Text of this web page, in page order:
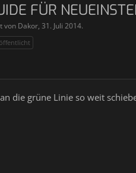
FÜR
von Dakor, 31. Juli 2014.
die grüne Linie so weit